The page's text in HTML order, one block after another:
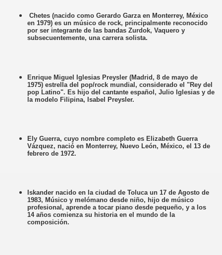
Chetes (nacido como Gerardo Garza en Monterrey, México
en 1979) es un músico de rock, principalmente reconocido
por ser integrante de las bandas Zurdok, Vaquero y
subsecuentemente, una carrera solista.
Enrique Miguel Iglesias Preysler (Madrid, 8 de mayo de
1975) estrella del pop/rock mundial, considerado el "Rey del
pop Latino". Es hijo del cantante español, Julio Iglesias y de
la modelo Filipina, Isabel Preysler.
Ely Guerra, cuyo nombre completo es Elizabeth Guerra
Vázquez, nació en Monterrey, Nuevo León, México, el 13 de
febrero de 1972.
Iskander nacido en la ciudad de Toluca un 17 de Agosto de
1983, Músico y melómano desde niño, hijo de músico
profesional, aprende a tocar piano desde pequeño, y a los
14 años comienza su historia en el mundo de la
composición.